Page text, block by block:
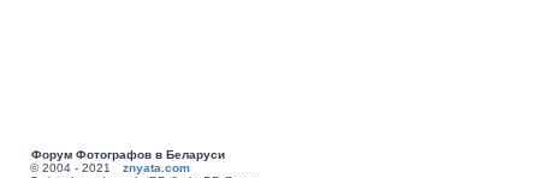
Форум Фотографов в Беларуси
© 2004 - 2021 znyata.com